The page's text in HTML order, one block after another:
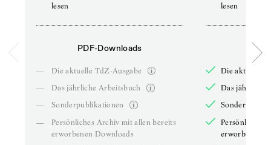
lesen
PDF-Downloads
—
Die aktuelle TdZ-Ausgabe
—
Das jährliche Arbeitsbuch
—
Sonderpublikationen
—
Persönliches Archiv mit allen bereits
erworbenen Downloads
lesen
Die aktuelle
Das jährliche
Persönliches
erworbenen